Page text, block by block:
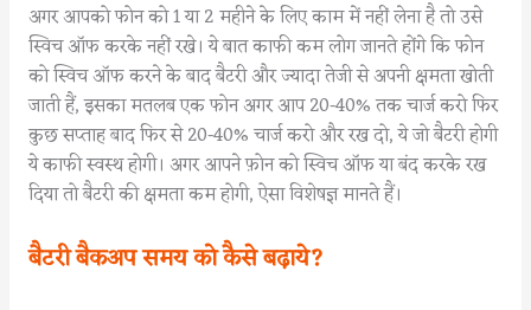
अगर आपको फोन को 1 या 2 महीने के लिए काम में नहीं लेना है तो उसे
स्विच ऑफ करके नहीं रखे। ये बात काफी कम लोग जानते होंगे कि फोन
को स्विच ऑफ करने के बाद बैटरी और ज्यादा तेजी से अपनी क्षमता खोती
जाती हैं, इसका मतलब एक फोन अगर आप 20-40% तक चार्ज करो फिर
कुछ सप्ताह बाद फिर से 20-40% चार्ज करो और रख दो, ये जो बैटरी होगी
ये काफी स्वस्थ होगी। अगर आपने फ़ोन को स्विच ऑफ या बंद करके रख
दिया तो बैटरी की क्षमता कम होगी, ऐसा विशेषज्ञ मानते हैं।
बैटरी बैकअप समय को कैसे बढ़ाये?